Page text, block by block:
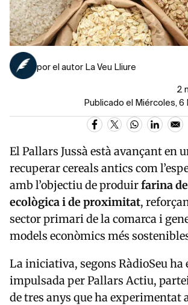
por el autor La Veu Lliure
2
Publicado el Miércoles, 6
El Pallars Jussà està avançant en
recuperar cereals antics com
amb l’objectiu de produirfarina
ecològica i de proximitat,
sector primari de la comarca i
models econòmics més
La iniciativa, segons RàdioSeu ha
impulsada per Pallars Actiu,
de tres anys que ha experimentat